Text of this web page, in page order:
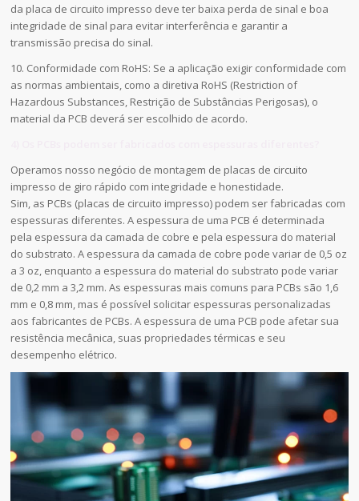
da placa de circuito impresso deve ter baixa perda de sinal e boa
integridade de sinal para evitar interferência e garantir a
transmissão precisa do sinal.
10. Conformidade com RoHS: Se a aplicação exigir conformidade com
as normas ambientais, como a diretiva RoHS (Restriction of
Hazardous Substances, Restrição de Substâncias Perigosas), o
material da PCB deverá ser escolhido de acordo.
Operamos nosso negócio de montagem de placas de circuito
impresso de giro rápido com integridade e honestidade.
Sim, as PCBs (placas de circuito impresso) podem ser fabricadas com
espessuras diferentes. A espessura de uma PCB é determinada
pela espessura da camada de cobre e pela espessura do material
do substrato. A espessura da camada de cobre pode variar de 0,5 oz
a 3 oz, enquanto a espessura do material do substrato pode variar
de 0,2 mm a 3,2 mm. As espessuras mais comuns para PCBs são 1,6
mm e 0,8 mm, mas é possível solicitar espessuras personalizadas
aos fabricantes de PCBs. A espessura de uma PCB pode afetar sua
resistência mecânica, suas propriedades térmicas e seu
desempenho elétrico.